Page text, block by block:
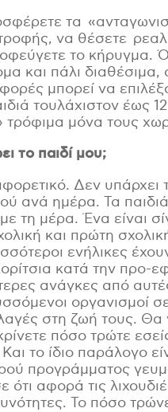
τα
να θέσετε
το κήρυγμα.
και πάλι
φορές μπορεί να
τουλάχιστον έως
μόνα τους
το παιδί μου;
Δεν υπάρχει
ανά ημέρα. Τα
τη μέρα. Ένα είναι
και πρώτη
ενήλικες
κατά την προ-
ανάγκες από
στη ζωή τους. Θα
πόσο τρώτε
το ίδιο παράλογο
προγράμματος
ότι αφορά τις
Το πόσο